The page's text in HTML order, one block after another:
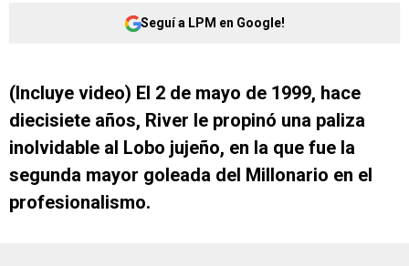
Seguí a LPM en Google!
(Incluye video) El 2 de mayo de 1999, hace
diecisiete años, River le propinó una paliza
inolvidable al Lobo jujeño, en la que fue la
segunda mayor goleada del Millonario en el
profesionalismo.